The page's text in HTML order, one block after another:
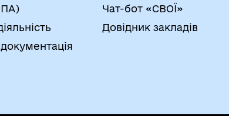
Чат-бот «СВОЇ»
Довідник закладів